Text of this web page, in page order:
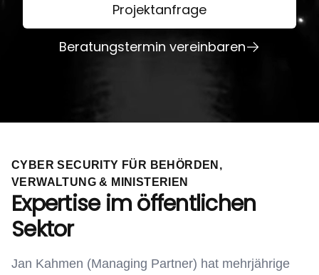
Projektanfrage
Beratungstermin vereinbaren
CYBER SECURITY FÜR BEHÖRDEN,
VERWALTUNG & MINISTERIEN
Expertise im öffentlichen
Sektor
Jan Kahmen (Managing Partner) hat mehrjährige